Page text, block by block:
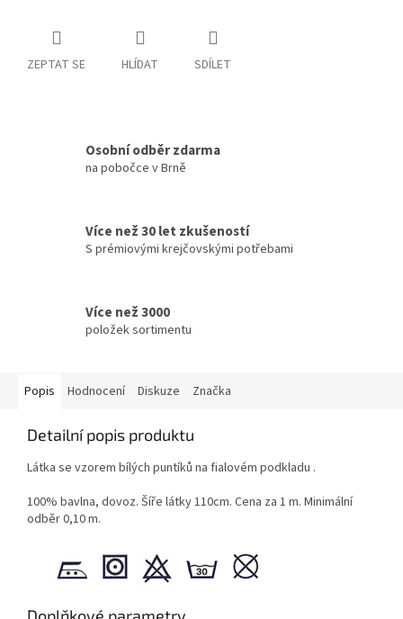
ZEPTAT SE HLÍDAT SDÍLET
Osobní odběr zdarma
na pobočce v Brně
Více než 30 let zkušeností
S prémiovými krejčovskými potřebami
Více než 3000
položek sortimentu
Popis Hodnocení Diskuze Značka
Detailní popis produktu
Látka se vzorem bílých puntíků na fialovém podkladu .
100% bavlna, dovoz. Šíře látky 110cm. Cena za 1 m. Minimální
odběr 0,10 m.